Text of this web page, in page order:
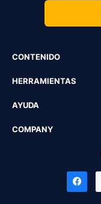
CONTENIDO
HERRAMIENTAS
AYUDA
COMPANY